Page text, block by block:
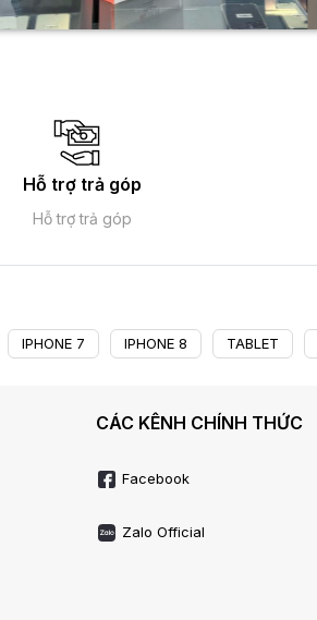
Hỗ trợ trả góp
Hỗ trợ trả góp
IPHONE 7 IPHONE 8 TABLET
CÁC KÊNH CHÍNH THỨC
Facebook
Zalo Official